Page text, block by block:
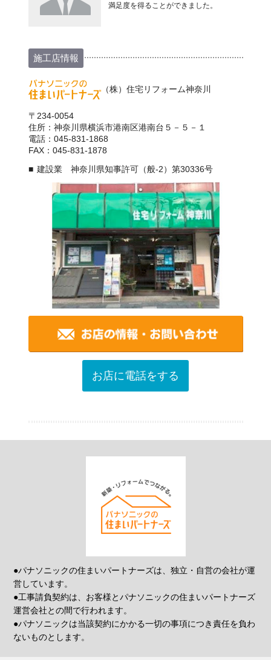
満足度を得ることができました。
施工店情報
（株）住宅リフォーム神奈川
〒234-0054
住所：神奈川県横浜市港南区港南台５－５－１
電話：045-831-1868
FAX：045-831-1878
建設業 神奈川県知事許可（般-2）第30336号
お店に電話をする
●パナソニックの住まいパートナーズは、独立・自営の会社が運
営しています。
●工事請負契約は、お客様とパナソニックの住まいパートナーズ
運営会社との間で行われます。
●パナソニックは当該契約にかかる一切の事項につき責任を負わ
ないものとします。